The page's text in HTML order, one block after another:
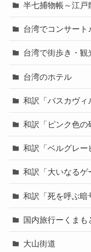
半七捕物帳～江戸
台湾でコンサート♪
台湾で街歩き・観
台湾のホテル
和訳「バスカヴィ
和訳「ピンク色の
和訳「ベルグレー
和訳「大いなるゲ
和訳「死を呼ぶ暗
国内旅行ーくまも
大山街道